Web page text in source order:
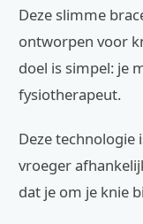
Deze slimme
ontworpen voor
doel is simpel: je
fysiotherapeut.
Deze technologie
vroeger
dat je om je knie